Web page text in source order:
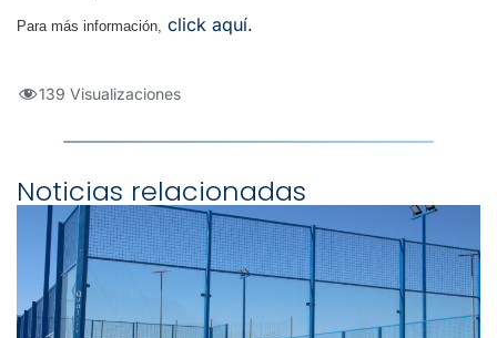
Para más información, click aquí.
139 Visualizaciones
Noticias relacionadas